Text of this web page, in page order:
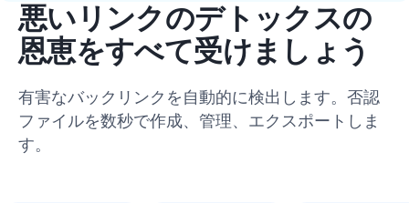
悪いリンクのデトックスの
恩恵をすべて受けましょう
有害なバックリンクを自動的に検出します。否認
ファイルを数秒で作成、管理、エクスポートしま
す。